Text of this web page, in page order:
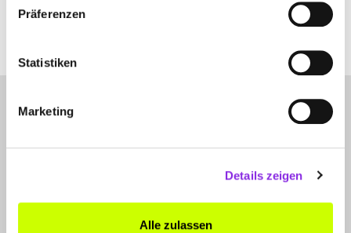
Präferenzen
Statistiken
Marketing
Details zeigen
Alle zulassen
ES WURDE NICHTS GEFUNDEN.
hast. Möglicherweise hilft eine Suche.
LET'S CONNECT